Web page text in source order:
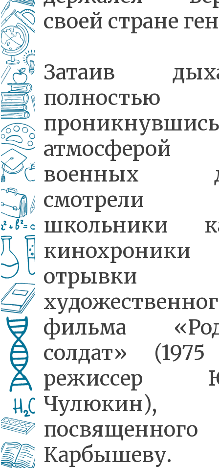
своей стране
Затаив
полностью
проникнувшись
атмосферой
военных
смотрели
школьники
отрывки
фильма
солдат»
режиссер
Чулюкин),
Карбышеву.